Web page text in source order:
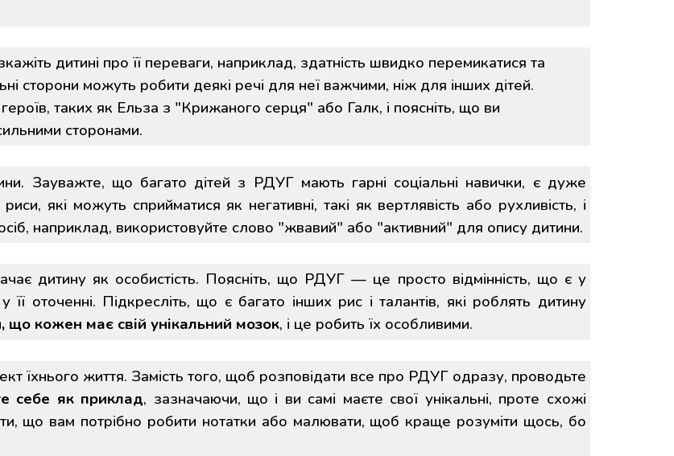
дитині про її переваги, наприклад, здатність швидко перемикатися та
сторони можуть робити деякі речі для неї важчими, ніж для інших дітей.
таких як Ельза з "Крижаного серця" або Галк, і поясніть, що ви
сторонами.
Зауважте, що багато дітей з РДУГ мають гарні соціальні навички, є дуже
які можуть сприйматися як негативні, такі як вертлявість або рухливість, і
наприклад, використовуйте слово "жвавий" або "активний" для опису дитини.
дитину як особистість. Поясніть, що РДУГ — це просто відмінність, що є у
оточенні. Підкресліть, що є багато інших рис і талантів, які роблять дитину
що кожен має свій унікальний мозок, і це робить їх особливими.
їхнього життя. Замість того, щоб розповідати все про РДУГ одразу, проводьте
себе як приклад, зазначаючи, що і ви самі маєте свої унікальні, проте схожі
що вам потрібно робити нотатки або малювати, щоб краще розуміти щось, бо